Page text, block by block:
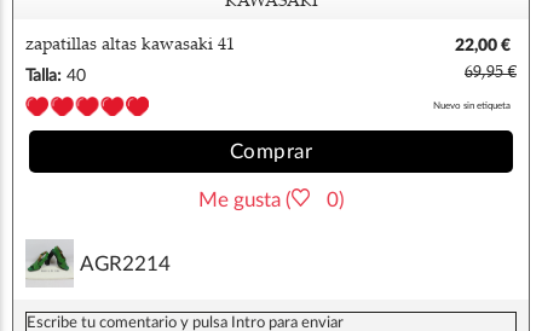
zapatillas altas kawasaki 41
22,00 €
Talla: 40 69,95 €
Nuevo sin etiqueta
Comprar
Me gusta ( 0)
AGR2214